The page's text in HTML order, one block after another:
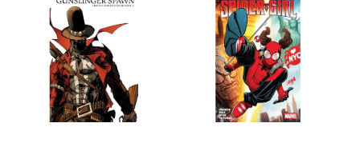
Nejprodávanější